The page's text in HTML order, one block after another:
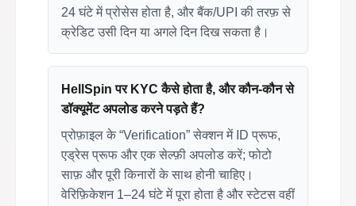
24 घंटे में प्रोसेस होता है, और बैंक/UPI की तरफ़ से
क्रेडिट उसी दिन या अगले दिन दिख सकता है।
HellSpin पर KYC कैसे होता है, और कौन-कौन से
डॉक्यूमेंट अपलोड करने पड़ते हैं?
प्रोफ़ाइल के “Verification” सेक्शन में ID प्रूफ,
एड्रेस प्रूफ और एक सेल्फ़ी अपलोड करें; फोटो
साफ़ और पूरी किनारों के साथ होनी चाहिए।
वेरिफ़िकेशन 1–24 घंटे में पूरा होता है और स्टेटस वहीं